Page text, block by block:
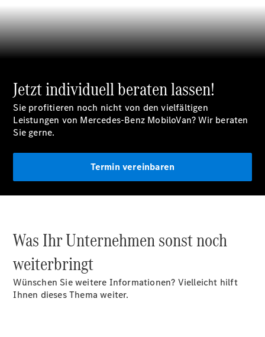
Sprinter
Kastenwagen
eSprinter
Sprinter
Tourer
Sprinter
Pritschenfahrzeug
- elektrisch
Sprinter
Vito
Jetzt individuell beraten lassen!
Sie profitieren noch nicht von den vielfältigen
Leistungen von Mercedes-Benz MobiloVan? Wir beraten
Sie gerne.
Termin vereinbaren
Was Ihr Unternehmen sonst noch
weiterbringt
Wünschen Sie weitere Informationen? Vielleicht hilft
Ihnen dieses Thema weiter.